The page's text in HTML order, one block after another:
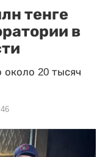
тенге
в
20 тысяч